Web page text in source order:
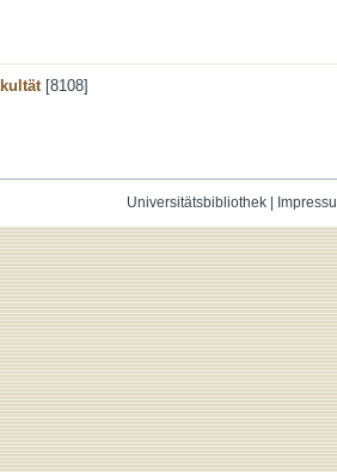
[8108]
Universitätsbibliothek|